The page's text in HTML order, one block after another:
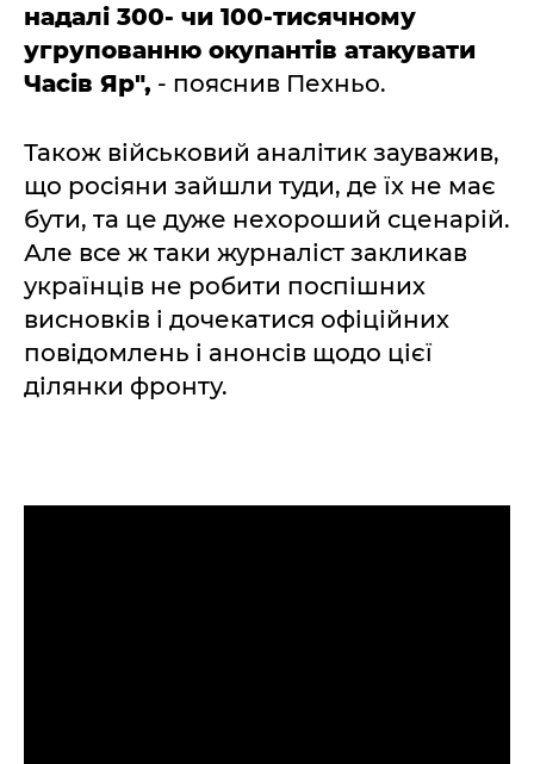
надалі 300- чи 100-тисячному
угрупованню окупантів атакувати
Часів Яр", - пояснив Пехньо.
Також військовий аналітик зауважив,
що росіяни зайшли туди, де їх не має
бути, та це дуже нехороший сценарій.
Але все ж таки журналіст закликав
українців не робити поспішних
висновків і дочекатися офіційних
повідомлень і анонсів щодо цієї
ділянки фронту.